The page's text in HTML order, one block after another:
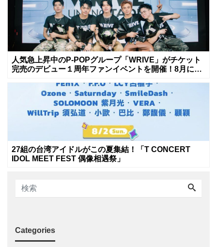
人気急上昇中のP-POPグループ「WRIVE」がチケット
完売のデビュー１周年ファンイベントを開催！8月に新
27組の台湾アイドルがこの夏集結！「T CONCERT
IDOL MEET FEST 偶像相遇祭」
Categories